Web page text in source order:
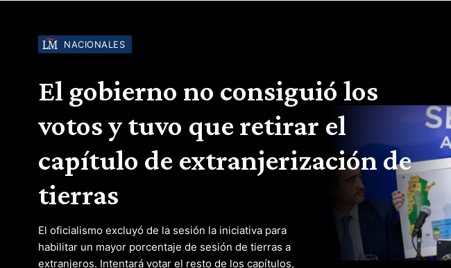
NACIONALES
El gobierno no consiguió los
votos y tuvo que retirar el
capítulo de extranjerización de
tierras
El oficialismo excluyó de la sesión la iniciativa para
habilitar un mayor porcentaje de sesión de tierras a
extranjeros. Intentará votar el resto de los capítulos,